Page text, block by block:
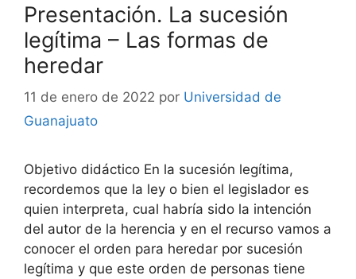
Presentación. La sucesión
legítima – Las formas de
heredar
11 de enero de 2022 por Universidad de
Guanajuato
Objetivo didáctico En la sucesión legítima,
recordemos que la ley o bien el legislador es
quien interpreta, cual habría sido la intención
del autor de la herencia y en el recurso vamos a
conocer el orden para heredar por sucesión
legítima y que este orden de personas tiene